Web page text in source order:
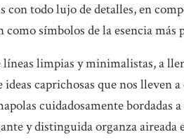
con todo lujo de detalles, en
símbolos de la esencia más
limpias y minimalistas, a
caprichosas que nos lleven
cuidadosamente bordadas
y distinguida organza aireada